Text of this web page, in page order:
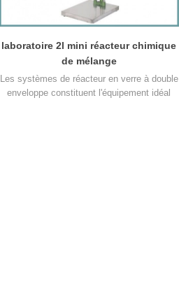
laboratoire 2l mini réacteur chimique
de mélange
Les systèmes de réacteur en verre à double
enveloppe constituent l'équipement idéal